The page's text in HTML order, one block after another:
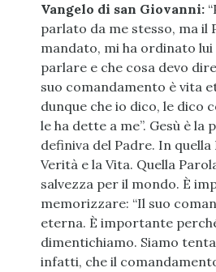
Vangelo di san Giovanni:
parlato da me stesso, ma il
mandato, mi ha ordinato lui
parlare e che cosa devo
suo comandamento è vita
dunque che io dico, le dico
le ha dette a me”. Gesù è la
definiva del Padre. In quella
Verità e la Vita. Quella
salvezza per il mondo. È
memorizzare: “Il suo
eterna. È importante
dimentichiamo. Siamo
infatti, che il